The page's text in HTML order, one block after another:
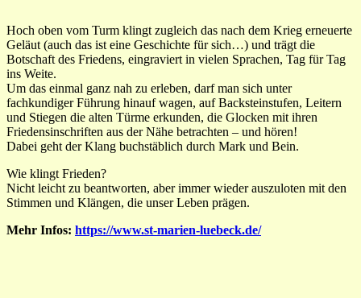
Hoch oben vom Turm klingt zugleich das nach dem Krieg erneuerte
Geläut (auch das ist eine Geschichte für sich…) und trägt die
Botschaft des Friedens, eingraviert in vielen Sprachen, Tag für Tag
ins Weite.
Um das einmal ganz nah zu erleben, darf man sich unter
fachkundiger Führung hinauf wagen, auf Backsteinstufen, Leitern
und Stiegen die alten Türme erkunden, die Glocken mit ihren
Friedensinschriften aus der Nähe betrachten – und hören!
Dabei geht der Klang buchstäblich durch Mark und Bein.
Wie klingt Frieden?
Nicht leicht zu beantworten, aber immer wieder auszuloten mit den
Stimmen und Klängen, die unser Leben prägen.
Mehr Infos: https://www.st-marien-luebeck.de/